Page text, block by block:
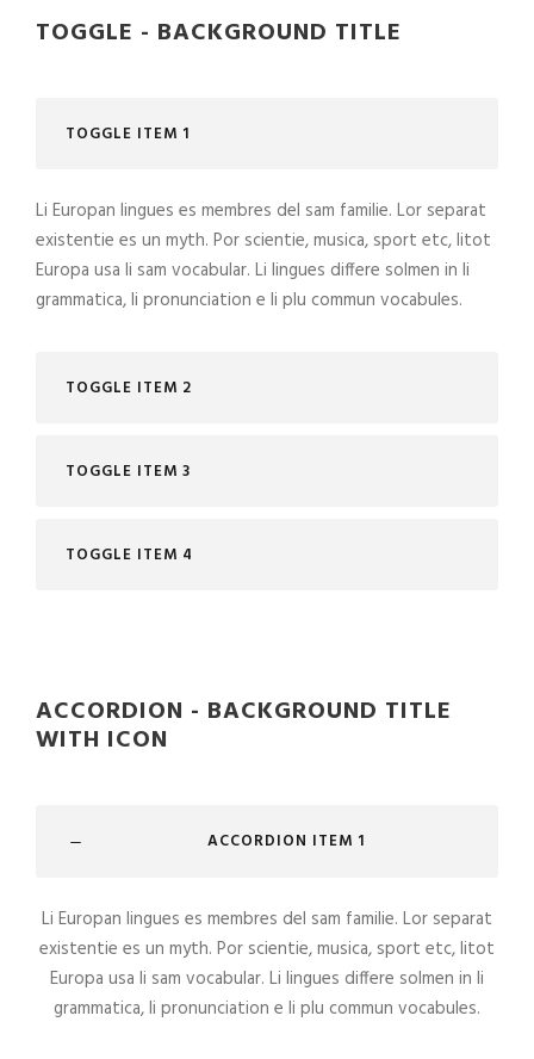
TOGGLE - BACKGROUND TITLE
TOGGLE ITEM 1
Li Europan lingues es membres del sam familie. Lor separat
existentie es un myth. Por scientie, musica, sport etc, litot
Europa usa li sam vocabular. Li lingues differe solmen in li
grammatica, li pronunciation e li plu commun vocabules.
TOGGLE ITEM 2
TOGGLE ITEM 3
TOGGLE ITEM 4
ACCORDION - BACKGROUND TITLE
WITH ICON
ACCORDION ITEM 1
Li Europan lingues es membres del sam familie. Lor separat
existentie es un myth. Por scientie, musica, sport etc, litot
Europa usa li sam vocabular. Li lingues differe solmen in li
grammatica, li pronunciation e li plu commun vocabules.